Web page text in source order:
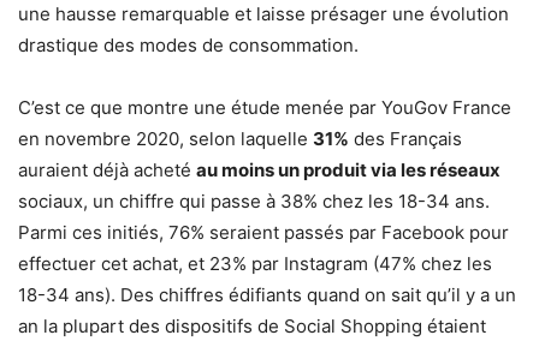
une hausse remarquable et laisse présager une évolution
drastique des modes de consommation.
C’est ce que montre une étude menée par YouGov France
en novembre 2020, selon laquelle 31% des Français
auraient déjà acheté au moins un produit via les réseaux
sociaux, un chiffre qui passe à 38% chez les 18-34 ans.
Parmi ces initiés, 76% seraient passés par Facebook pour
effectuer cet achat, et 23% par Instagram (47% chez les
18-34 ans). Des chiffres édifiants quand on sait qu’il y a un
an la plupart des dispositifs de Social Shopping étaient